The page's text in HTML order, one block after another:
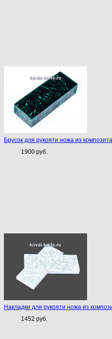
Брусок для рукояти ножа из
1900 руб.
Накладки для рукояти ножа из
1452 руб.